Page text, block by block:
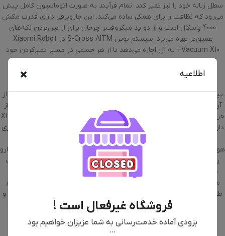
اطلاعیه
فروشگاه غیرفعال است !
بزودی آماده خدمت‌رسانی به شما عزیزان خواهیم بود
...
سطل زباله خود را نیز تمیز کند. تمام فرآیند به صورت اتوماسیون کامل پیش
می‌رود که نظافت را برای همگی ساده می‌کند. این جاروبرقی دارای قدرت مکش
4000 پاسکال است و از دو پد میکروفیبر چرخان برای از بین‌بردن لکه‌های
عمیق‌تر بهره می‌برد. سیستم نوین S-Cross AITM در Xiaomi Robot
Vacuum X10+ به آن اجازه می‌دهد تا از هر جسمی در مسیر تمیزکردن خود
اجتناب کند و در عین حال وظیفه اصلی خود را انجام دهد. برای تشخیص
پیکربندی محل سکونت، یک مسیر تمیزکردن کارآمد را برنامه‌ریزی می‌کند و از
آن جا که دارای گواهینامه TÜV Rheinland برای امنیت سایبری و حفاظت از
حریم خصوصی است، خیالتان از بابت حریم شخصی راحت خواهد بود. X10 Plus
دارای یک ایستگاه اتصال خودکار است که می‌تواند سطل زباله 350 میلی‌لیتری
هوشمند این جارورباتیک همچنین می‌تواند مخزن 80 میلی‌لیتری آب داخل جارو
را خالی و دوباره پر کند و پد تمیزکردن را تمیز و خشک کند. این ربات به یک
باتری لیتیوم یونی 5200 میلی آمپر ساعتی مجهز شده است که به آن اجازه
می‌دهد با یک بار شارژ تا دو ساعت نظافت کند. شما می‌توانید X10 Plus را از
طریق برنامه خانگی شیائومی کنترل کنید، تنظیمات آن را شخصی‌سازی کرده و
به‌روزرسانی OTA سازگار خواهد شد.